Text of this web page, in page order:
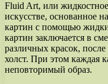
Fluid Art, или
искусстве, основанное
картин с помощью
картин заключается в
различных красок,
холст. При этом каждая
неповторимый образ.